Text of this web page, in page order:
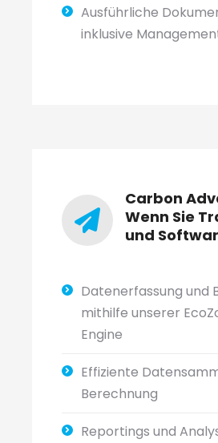
Ausführliche
inklusive
Carbon
Wenn Sie
und
Datenerfassung und
mithilfe unserer
Engine
Effiziente
Berechnung
Reportings und